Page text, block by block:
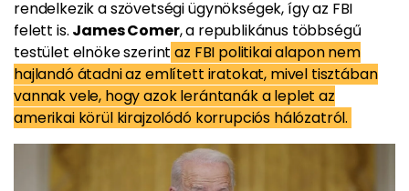
rendelkezik a szövetségi ügynökségek, így az FBI
felett is. James Comer, a republikánus többségű
testület elnöke szerint az FBI politikai alapon nem
hajlandó átadni az említett iratokat, mivel tisztában
vannak vele, hogy azok lerántanák a leplet az
amerikai körül kirajzolódó korrupciós hálózatról.